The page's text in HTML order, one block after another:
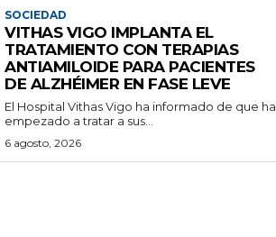
SOCIEDAD
VITHAS VIGO IMPLANTA EL
TRATAMIENTO CON TERAPIAS
ANTIAMILOIDE PARA PACIENTES
DE ALZHÉIMER EN FASE LEVE
El Hospital Vithas Vigo ha informado de que ha
empezado a tratar a sus...
6 agosto, 2026